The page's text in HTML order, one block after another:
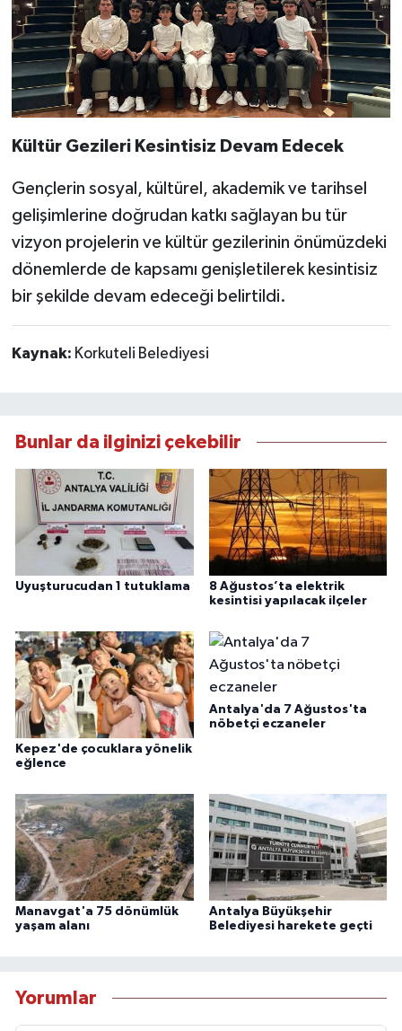
Kültür Gezileri Kesintisiz Devam Edecek
Gençlerin sosyal, kültürel, akademik ve tarihsel
gelişimlerine doğrudan katkı sağlayan bu tür
vizyon projelerin ve kültür gezilerinin önümüzdeki
dönemlerde de kapsamı genişletilerek kesintisiz
bir şekilde devam edeceği belirtildi.
Kaynak: Korkuteli Belediyesi
Bunlar da ilginizi çekebilir
Uyuşturucudan 1 tutuklama
8 Ağustos’ta elektrik
kesintisi yapılacak ilçeler
Kepez'de çocuklara yönelik
eğlence
Antalya'da 7 Ağustos'ta
nöbetçi eczaneler
Manavgat'a 75 dönümlük
yaşam alanı
Antalya Büyükşehir
Belediyesi harekete geçti
Yorumlar